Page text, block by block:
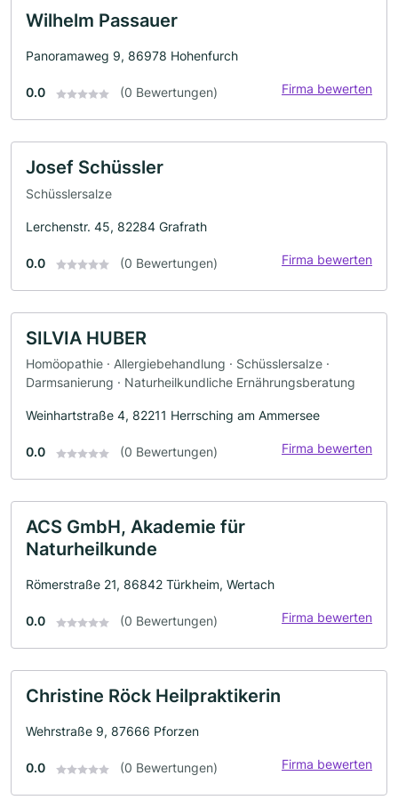
Wilhelm Passauer
Panoramaweg 9, 86978 Hohenfurch
0.0 (0 Bewertungen) Firma bewerten
Josef Schüssler
Schüsslersalze
Lerchenstr. 45, 82284 Grafrath
0.0 (0 Bewertungen) Firma bewerten
SILVIA HUBER
Homöopathie · Allergiebehandlung · Schüsslersalze ·
Darmsanierung · Naturheilkundliche Ernährungsberatung
Weinhartstraße 4, 82211 Herrsching am Ammersee
0.0 (0 Bewertungen) Firma bewerten
ACS GmbH, Akademie für
Naturheilkunde
Römerstraße 21, 86842 Türkheim, Wertach
0.0 (0 Bewertungen) Firma bewerten
Christine Röck Heilpraktikerin
Wehrstraße 9, 87666 Pforzen
0.0 (0 Bewertungen) Firma bewerten